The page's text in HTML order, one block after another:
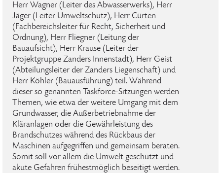
Herr Wagner (Leiter des Abwasserwerks), Herr
Jäger (Leiter Umweltschutz), Herr Cürten
(Fachbereichsleiter für Recht, Sicherheit und
Ordnung), Herr Fliegner (Leitung der
Bauaufsicht), Herr Krause (Leiter der
Projektgruppe Zanders Innenstadt), Herr Geist
(Abteilungsleiter der Zanders Liegenschaft) und
Herr Köhler (Bauausführung) teil. Während
dieser so genannten Taskforce-Sitzungen werden
Themen, wie etwa der weitere Umgang mit dem
Grundwasser, die Außerbetriebnahme der
Kläranlagen oder die Gewährleistung des
Brandschutzes während des Rückbaus der
Maschinen aufgegriffen und gemeinsam beraten.
Somit soll vor allem die Umwelt geschützt und
akute Gefahren frühestmöglich beseitigt werden.